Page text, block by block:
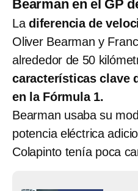
Bearman en el GP
La diferencia de
Oliver Bearman y
alrededor de 50
características clave
en la Fórmula 1.
Bearman usaba su
potencia eléctrica
Colapinto tenía poca